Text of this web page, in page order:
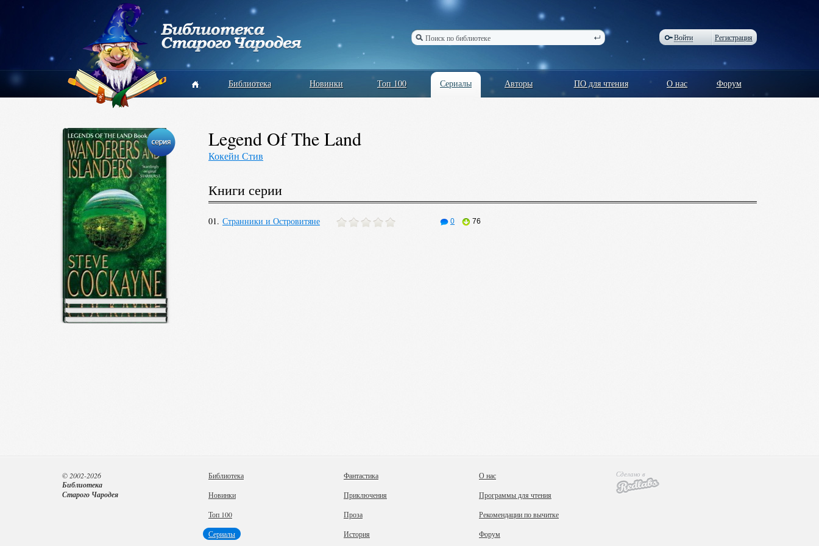
Войти Регистрация
Библиотека Новинки Топ 100 Сериалы Авторы ПО для чтения О нас Форум
Legend Of The Land
Кокейн Стив
Книги серии
01. Странники и Островитяне 0 76
Библиотека
Новинки
Топ 100
Сериалы
Фантастика
Приключения
Проза
История
О нас
Программы для чтения
Рекомендации по вычитке
Форум
© 2002-2026
Библиотека
Старого Чародея
Сделано в